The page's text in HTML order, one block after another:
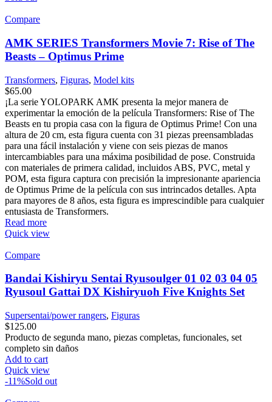
Compare
AMK SERIES Transformers Movie 7: Rise of The
Beasts – Optimus Prime
Transformers, Figuras, Model kits
$65.00
¡La serie YOLOPARK AMK presenta la mejor manera de
experimentar la emoción de la película Transformers: Rise of The
Beasts en tu propia casa con la figura de Optimus Prime! Con una
altura de 20 cm, esta figura cuenta con 31 piezas preensambladas
para una fácil instalación y viene con seis piezas de manos
intercambiables para una máxima posibilidad de pose. Construida
con materiales de primera calidad, incluidos ABS, PVC, metal y
POM, esta figura captura con precisión la impresionante apariencia
de Optimus Prime de la película con sus intrincados detalles. Apta
para mayores de 8 años, esta figura es imprescindible para cualquier
entusiasta de Transformers.
Read more
Quick view
Compare
Bandai Kishiryu Sentai Ryusoulger 01 02 03 04 05
Ryusoul Gattai DX Kishiryuoh Five Knights Set
Supersentai/power rangers, Figuras
$125.00
Producto de segunda mano, piezas completas, funcionales, set
completo sin daños
Add to cart
Quick view
-11%Sold out